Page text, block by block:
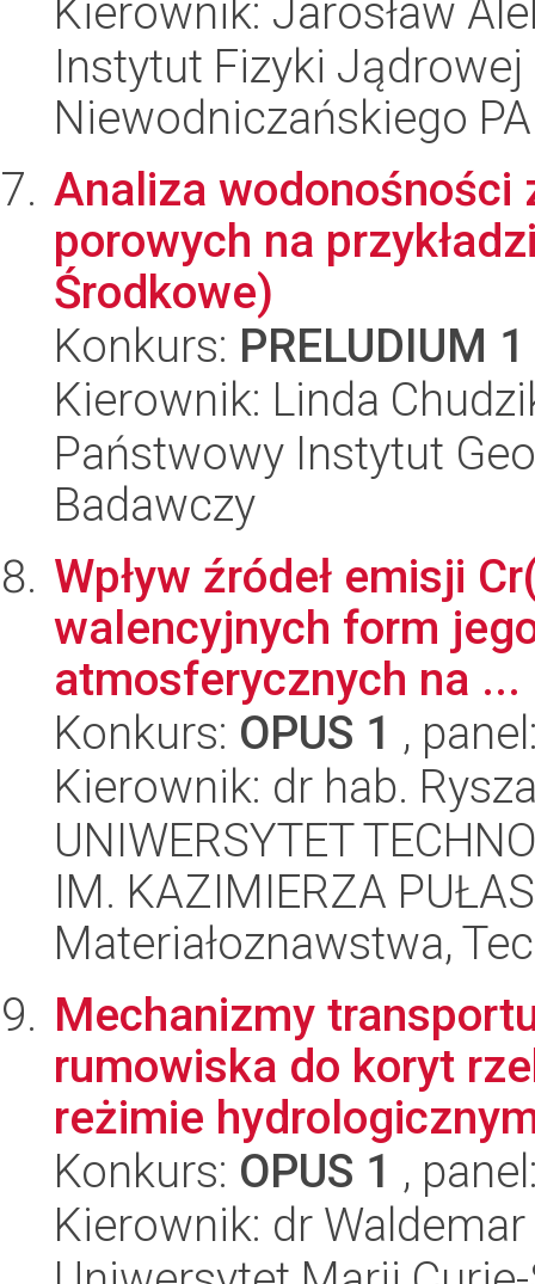
Kierownik: Jarosław
Instytut Fizyki
Niewodniczańskiego
Analiza
porowych na
Środkowe)
Konkurs: PRELUDIUM 1
Kierownik: Linda
Państwowy Instytut
Badawczy
Wpływ źródeł emisji
walencyjnych form
atmosferycznych na ...
Konkurs: OPUS 1 ,
Kierownik: dr hab.
UNIWERSYTET
IM. KAZIMIERZA
Materiałoznawstwa,
Mechanizmy
rumowiska do koryt
reżimie
Konkurs: OPUS 1 ,
Kierownik: dr